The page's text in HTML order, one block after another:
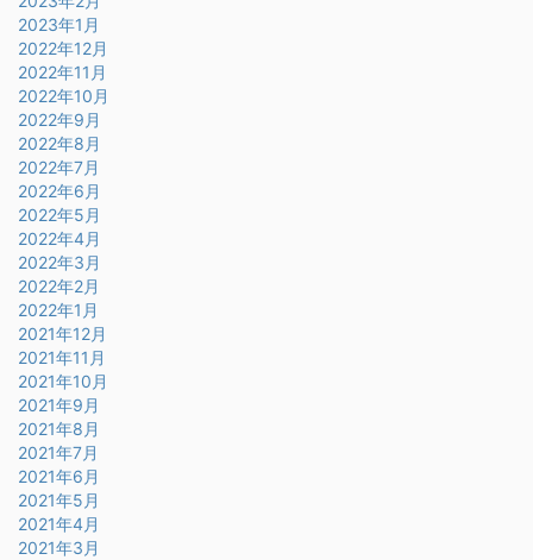
2023年1月
2022年12月
2022年11月
2022年10月
2022年9月
2022年8月
2022年7月
2022年6月
2022年5月
2022年4月
2022年3月
2022年2月
2022年1月
2021年12月
2021年11月
2021年10月
2021年9月
2021年8月
2021年7月
2021年6月
2021年5月
2021年4月
2021年3月